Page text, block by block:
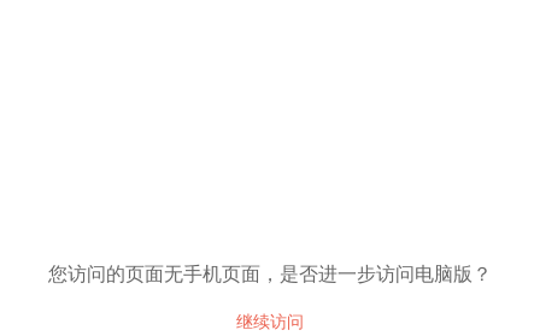
您访问的页面无手机页面，是否进一步访问电脑版？
继续访问